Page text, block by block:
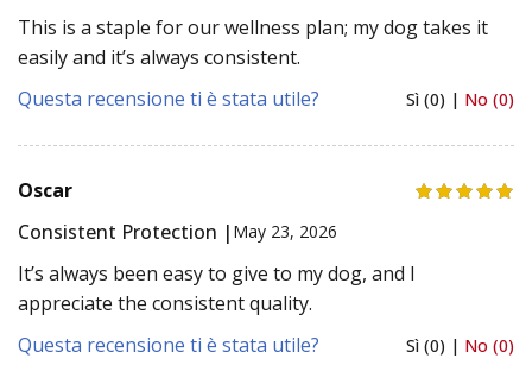
This is a staple for our wellness plan; my dog takes it
easily and it’s always consistent.
Questa recensione ti è stata utile?
Sì (0) | No (0)
Oscar
Consistent Protection | May 23, 2026
It’s always been easy to give to my dog, and I
appreciate the consistent quality.
Questa recensione ti è stata utile?
Sì (0) | No (0)